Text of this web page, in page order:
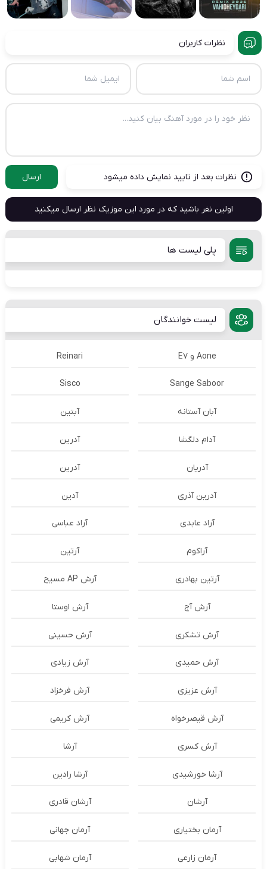
نظرات کاربران
نظرات بعد از تایید نمایش داده میشود ارسال
اولین نفر باشید که در مورد این موزیک نظر ارسال میکنید
پلی لیست ها
لیست خوانندگان
Aone و E7 Reinari
Sange Saboor
Sisco
آبان آستانه آبتین
آدام دلگشا آدرين
آدریان آدرین
آدرین آذری آدین
آراد عابدی آراد عباسی
آراکوم آرتین
آرتین بهادری آرش AP مسیح
آرش آج آرش اوستا
آرش تشکری آرش حسینی
آرش حمیدی آرش زیادی
آرش عزیزی آرش فرخزاد
آرش قیصرخواه آرش کریمی
آرش کسری آرشا
آرشا خورشیدی آرشا رادین
آرشان آرشان قادری
آرمان بختیاری آرمان جهانی
آرمان زارعی آرمان شهابی